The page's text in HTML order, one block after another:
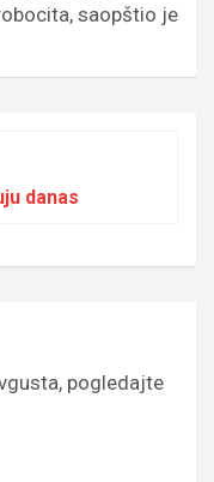
saopštio je
danas
pogledajte